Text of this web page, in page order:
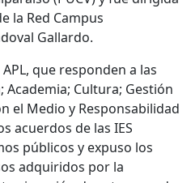
la Red Campus
Gallardo.
que responden a las
Cultura; Gestión
el Medio y Responsabilidad
acuerdos de las IES
públicos y expuso los
adquiridos por la